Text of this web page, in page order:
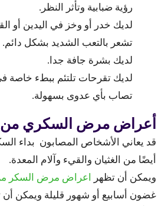
رؤية ضبابية وتأثر النظر.
لديك خدر أو وخز في اليدين أو
تشعر بالتعب الشديد بشكل دائم.
لديك بشرة جافة جدا.
لديك تقرحات تلتئم ببطء خاصة
تصاب بأي عدوى بسهولة.
أعراض مرض السكري من
قد يعاني الأشخاص المصابون بداء
أيضًا من الغثيان والقيء وآلام المعدة.
ويمكن أن تظهر
اعراض مرض السكر من
غضون أسابيع أو شهور قليلة ويمكن